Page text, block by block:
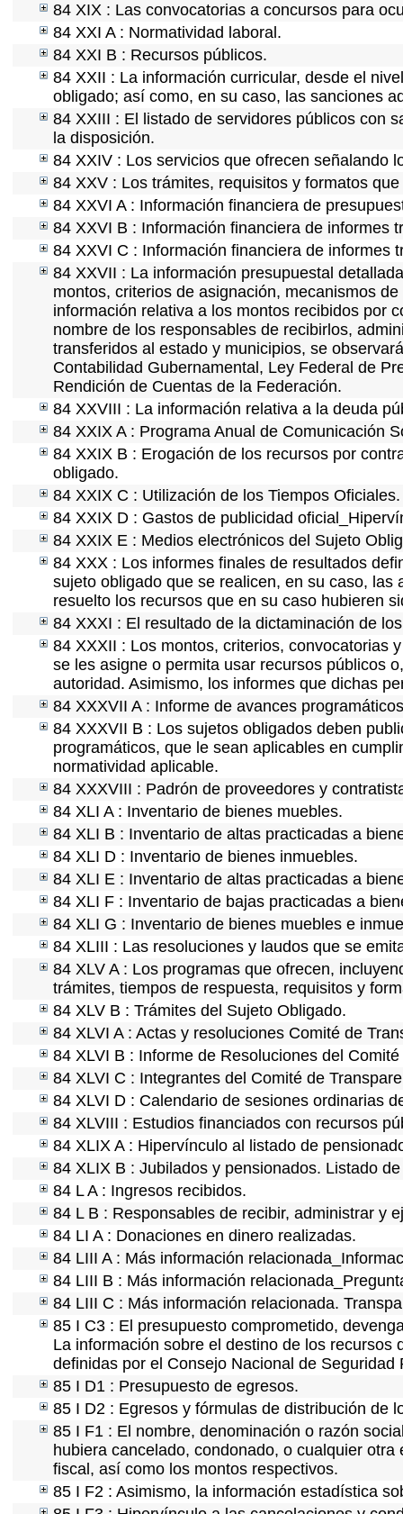
84 XIX : Las convocatorias a concursos para
84 XXI A : Normatividad laboral.
84 XXI B : Recursos públicos.
84 XXII : La información curricular, desde el
obligado; así como, en su caso, las sanciones
84 XXIII : El listado de servidores públicos con
la disposición.
84 XXIV : Los servicios que ofrecen señalando
84 XXV : Los trámites, requisitos y formatos
84 XXVI A : Información financiera de
84 XXVI B : Información financiera de informes
84 XXVI C : Información financiera de informes
84 XXVII : La información presupuestal
montos, criterios de asignación, mecanismos
información relativa a los montos recibidos por
nombre de los responsables de recibirlos,
transferidos al estado y municipios, se
Contabilidad Gubernamental, Ley Federal de
Rendición de Cuentas de la Federación.
84 XXVIII : La información relativa a la deuda
84 XXIX A : Programa Anual de Comunicación
84 XXIX B : Erogación de los recursos por
obligado.
84 XXIX C : Utilización de los Tiempos Oficiales.
84 XXIX D : Gastos de publicidad
84 XXIX E : Medios electrónicos del Sujeto
84 XXX : Los informes finales de resultados
sujeto obligado que se realicen, en su caso,
resuelto los recursos que en su caso hubieren
84 XXXI : El resultado de la dictaminación de
84 XXXII : Los montos, criterios, convocatorias
se les asigne o permita usar recursos públicos
autoridad. Asimismo, los informes que dichas
84 XXXVII A : Informe de avances
84 XXXVII B : Los sujetos obligados deben
programáticos, que le sean aplicables en
normatividad aplicable.
84 XXXVIII : Padrón de proveedores y
84 XLI A : Inventario de bienes muebles.
84 XLI B : Inventario de altas practicadas a
84 XLI D : Inventario de bienes inmuebles.
84 XLI E : Inventario de altas practicadas a
84 XLI F : Inventario de bajas practicadas a
84 XLI G : Inventario de bienes muebles e
84 XLIII : Las resoluciones y laudos que se
84 XLV A : Los programas que ofrecen,
trámites, tiempos de respuesta, requisitos y
84 XLV B : Trámites del Sujeto Obligado.
84 XLVI A : Actas y resoluciones Comité de
84 XLVI B : Informe de Resoluciones del
84 XLVI C : Integrantes del Comité de
84 XLVI D : Calendario de sesiones ordinarias
84 XLVIII : Estudios financiados con recursos
84 XLIX A : Hipervínculo al listado de
84 XLIX B : Jubilados y pensionados. Listado
84 L A : Ingresos recibidos.
84 L B : Responsables de recibir, administrar y
84 LI A : Donaciones en dinero realizadas.
84 LIII A : Más información
84 LIII B : Más información
84 LIII C : Más información relacionada.
85 I C3 : El presupuesto comprometido,
La información sobre el destino de los
definidas por el Consejo Nacional de Seguridad
85 I D1 : Presupuesto de egresos.
85 I D2 : Egresos y fórmulas de distribución de
85 I F1 : El nombre, denominación o razón
hubiera cancelado, condonado, o cualquier
fiscal, así como los montos respectivos.
85 I F2 : Asimismo, la información estadística